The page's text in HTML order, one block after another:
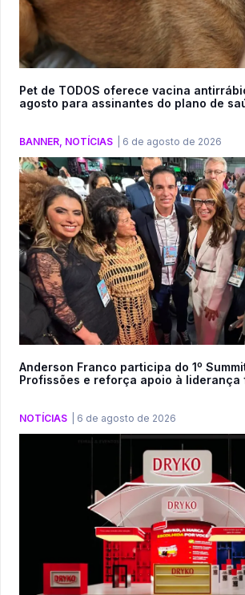
Pet de TODOS oferece vacina
agosto para assinantes do plano de
BANNER NOTÍCIAS 6 de agosto de 2026
Anderson Franco participa do 1º
Profissões e reforça apoio à liderança
NOTÍCIAS 6 de agosto de 2026